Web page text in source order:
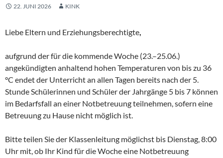
22. JUNI 2026 KINK
Liebe Eltern und Erziehungsberechtigte,
aufgrund der für die kommende Woche (23.–25.06.)
angekündigten anhaltend hohen Temperaturen von bis zu 36
°C endet der Unterricht an allen Tagen bereits nach der 5.
Stunde Schülerinnen und Schüler der Jahrgänge 5 bis 7 können
im Bedarfsfall an einer Notbetreuung teilnehmen, sofern eine
Betreuung zu Hause nicht möglich ist.
Bitte teilen Sie der Klassenleitung möglichst bis Dienstag, 8:00
Uhr mit, ob Ihr Kind für die Woche eine Notbetreuung